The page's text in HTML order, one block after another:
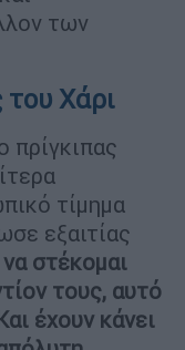
των
του Χάρι
πρίγκιπας
τίμημα
εξαιτίας
στέκομαι
τους, αυτό
έχουν κάνει